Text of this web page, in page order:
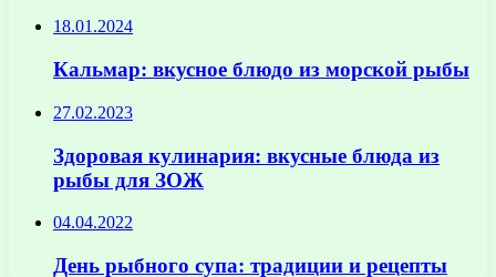
18.01.2024
Кальмар: вкусное блюдо из морской рыбы
27.02.2023
Здоровая кулинария: вкусные блюда из
рыбы для ЗОЖ
04.04.2022
День рыбного супа: традиции и рецепты